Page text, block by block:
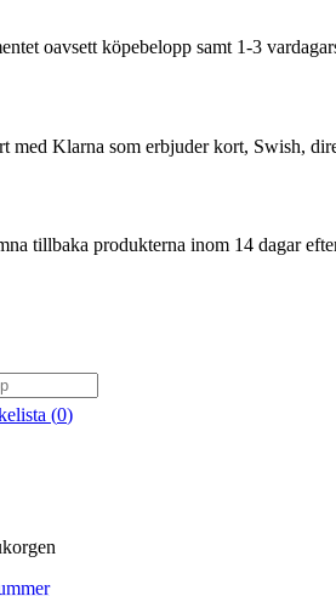
oavsett köpebelopp samt 1-3
med Klarna som erbjuder kort, Swish,
tillbaka produkterna inom 14 dagar
(0)